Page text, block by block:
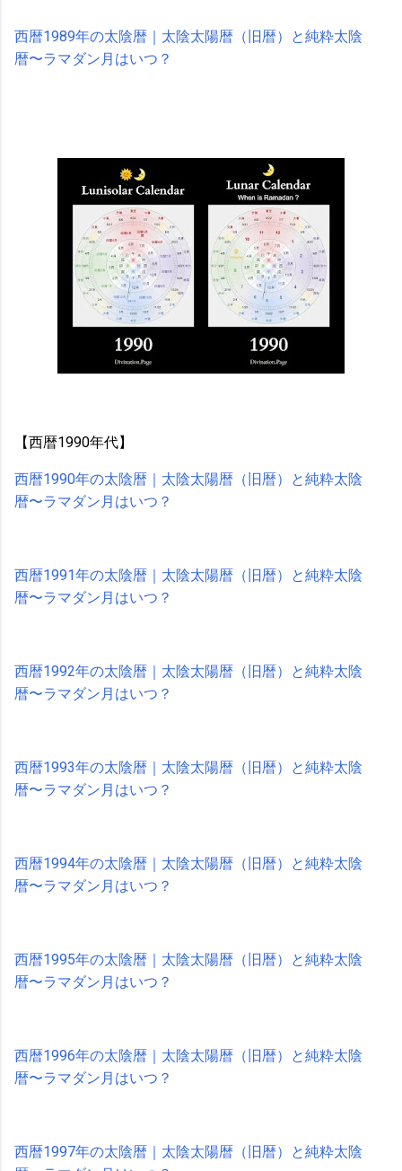
西暦1989年の太陰暦｜太陰太陽暦（旧暦）と純粋太陰
暦〜ラマダン月はいつ？
【西暦1990年代】
西暦1990年の太陰暦｜太陰太陽暦（旧暦）と純粋太陰
暦〜ラマダン月はいつ？
西暦1991年の太陰暦｜太陰太陽暦（旧暦）と純粋太陰
暦〜ラマダン月はいつ？
西暦1992年の太陰暦｜太陰太陽暦（旧暦）と純粋太陰
暦〜ラマダン月はいつ？
西暦1993年の太陰暦｜太陰太陽暦（旧暦）と純粋太陰
暦〜ラマダン月はいつ？
西暦1994年の太陰暦｜太陰太陽暦（旧暦）と純粋太陰
暦〜ラマダン月はいつ？
西暦1995年の太陰暦｜太陰太陽暦（旧暦）と純粋太陰
暦〜ラマダン月はいつ？
西暦1996年の太陰暦｜太陰太陽暦（旧暦）と純粋太陰
暦〜ラマダン月はいつ？
西暦1997年の太陰暦｜太陰太陽暦（旧暦）と純粋太陰